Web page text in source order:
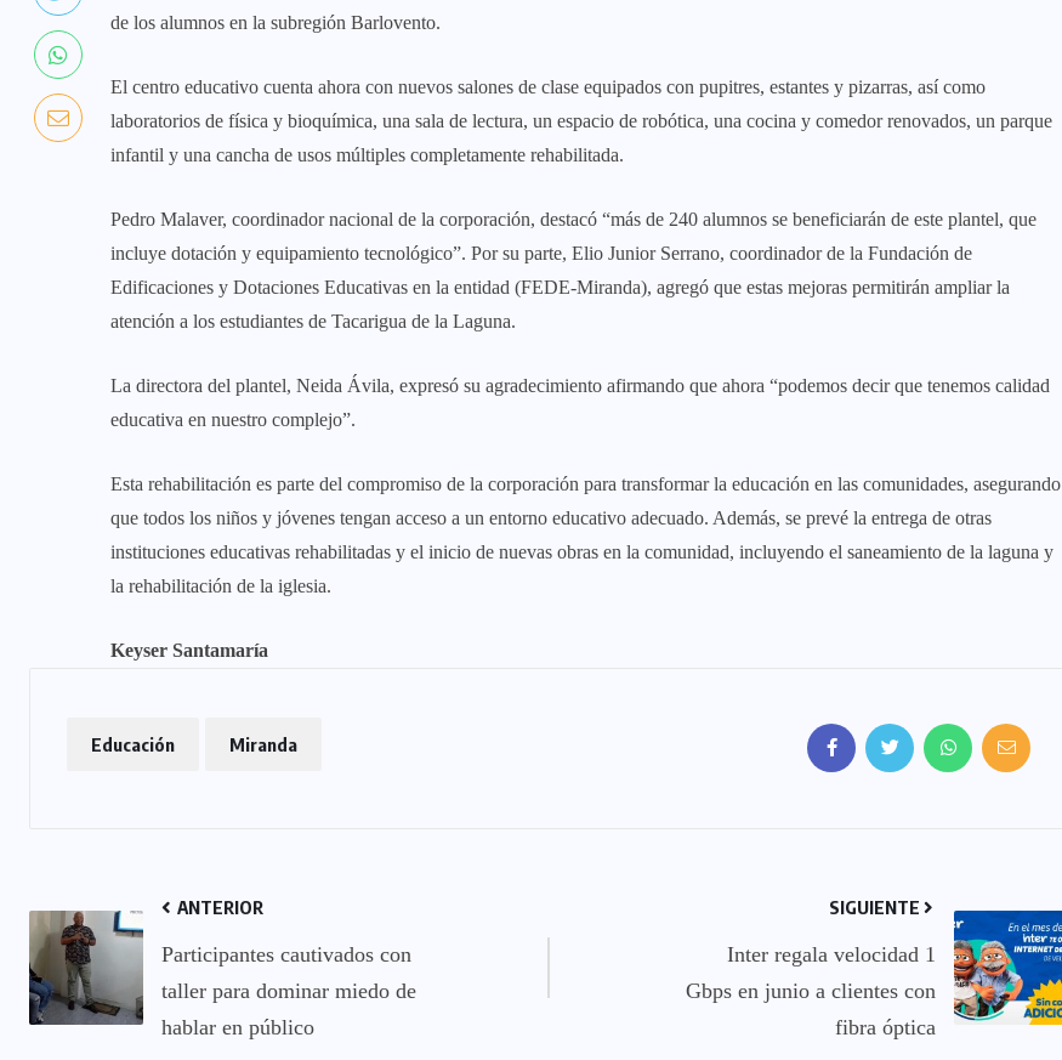
de los alumnos en la subregión Barlovento.
El centro educativo cuenta ahora con nuevos salones de clase equipados con pupitres, estantes y pizarras, así como
laboratorios de física y bioquímica, una sala de lectura, un espacio de robótica, una cocina y comedor renovados, un parque
infantil y una cancha de usos múltiples completamente rehabilitada.
Pedro Malaver, coordinador nacional de la corporación, destacó “más de 240 alumnos se beneficiarán de este plantel, que
incluye dotación y equipamiento tecnológico”. Por su parte, Elio Junior Serrano, coordinador de la Fundación de
Edificaciones y Dotaciones Educativas en la entidad (FEDE-Miranda), agregó que estas mejoras permitirán ampliar la
atención a los estudiantes de Tacarigua de la Laguna.
La directora del plantel, Neida Ávila, expresó su agradecimiento afirmando que ahora “podemos decir que tenemos calidad
educativa en nuestro complejo”.
Esta rehabilitación es parte del compromiso de la corporación para transformar la educación en las comunidades, asegurando
que todos los niños y jóvenes tengan acceso a un entorno educativo adecuado. Además, se prevé la entrega de otras
instituciones educativas rehabilitadas y el inicio de nuevas obras en la comunidad, incluyendo el saneamiento de la laguna y
la rehabilitación de la iglesia.
Keyser Santamaría
Educación Miranda
ANTERIOR
Participantes cautivados con
taller para dominar miedo de
hablar en público
SIGUIENTE
Inter regala velocidad 1
Gbps en junio a clientes con
fibra óptica